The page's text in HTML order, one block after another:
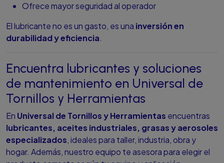
Ofrece mayor seguridad al operador
El lubricante no es un gasto, es una inversión en
durabilidad y eficiencia.
Encuentra lubricantes y soluciones
de mantenimiento en Universal de
Tornillos y Herramientas
En Universal de Tornillos y Herramientas encuentras
lubricantes, aceites industriales, grasas y aerosoles
especializados, ideales para taller, industria, obra y
hogar. Además, nuestro equipo te asesora para elegir el